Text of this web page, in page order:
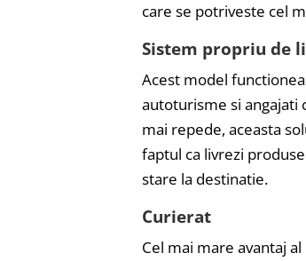
care se potriveste cel
Sistem propriu de
Acest model
autoturisme si angajati
mai repede, aceasta
faptul ca livrezi
stare la destinatie.
Curierat
Cel mai mare avantaj